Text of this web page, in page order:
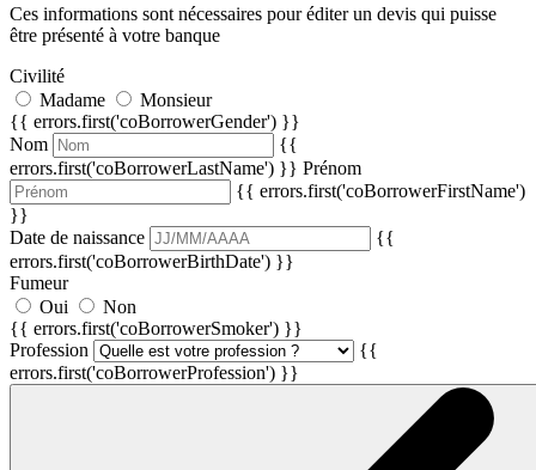
Ces informations sont nécessaires pour éditer un devis qui puisse
être présenté à votre banque
Civilité
Madame
Monsieur
{{ errors.first('coBorrowerGender') }}
Nom
{{
errors.first('coBorrowerLastName') }} Prénom
{{ errors.first('coBorrowerFirstName')
}}
Date de naissance
{{
errors.first('coBorrowerBirthDate') }}
Fumeur
Oui
Non
{{ errors.first('coBorrowerSmoker') }}
Profession
{{
errors.first('coBorrowerProfession') }}